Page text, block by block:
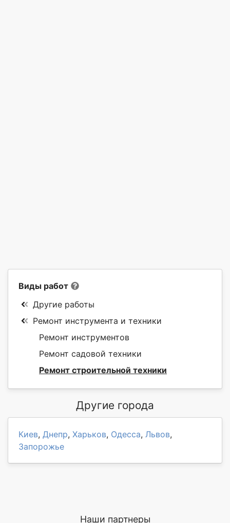
Виды работ
Другие работы
Ремонт инструмента и техники
Ремонт инструментов
Ремонт садовой техники
Ремонт строительной техники
Другие города
Киев, Днепр, Харьков, Одесса, Львов,
Запорожье
Наши партнеры